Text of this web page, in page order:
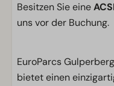
Besitzen Sie eine
uns vor der Buchung.
EuroParcs
bietet einen